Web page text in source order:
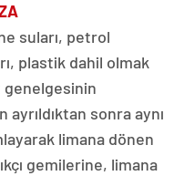
suları, petrol
plastik dahil olmak
genelgesinin
ayrıldıktan sonra aynı
limana dönen
gemilerine, limana